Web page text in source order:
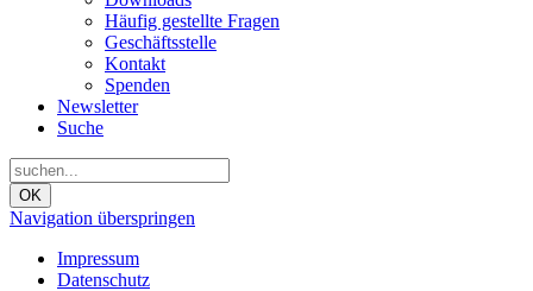
Häufig gestellte Fragen
Geschäftsstelle
Kontakt
Spenden
Newsletter
Suche
OK
Navigation überspringen
Impressum
Datenschutz